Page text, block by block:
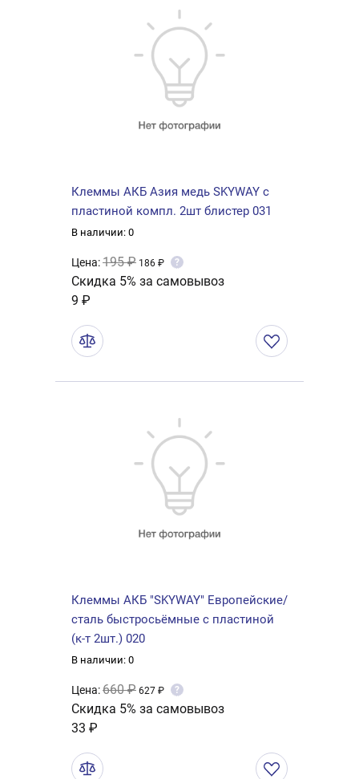
Клеммы АКБ Азия медь SKYWAY с
пластиной компл. 2шт блистер 031
В наличии: 0
Цена:195 ₽ 186 ₽ ?
Скидка 5% за самовывоз
9 ₽
Клеммы АКБ "SKYWAY" Европейские/
сталь быстросьёмные с пластиной
(к-т 2шт.) 020
В наличии: 0
Цена:660 ₽ 627 ₽ ?
Скидка 5% за самовывоз
33 ₽